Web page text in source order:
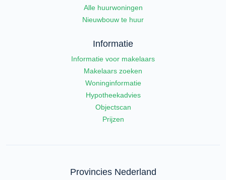
Alle huurwoningen
Nieuwbouw te huur
Informatie
Informatie voor makelaars
Makelaars zoeken
Woninginformatie
Hypotheekadvies
Objectscan
Prijzen
Provincies Nederland